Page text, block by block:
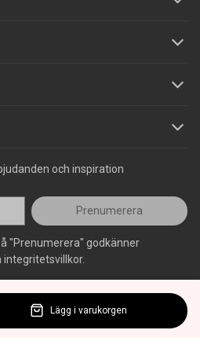
och inspiration
Prenumerera
"Prenumerera" godkänner
integritetsvillkor.
Lägg i varukorgen